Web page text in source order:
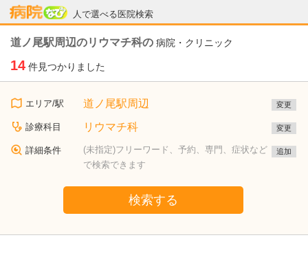
人で選べる医院検索
病院なび
道ノ尾駅周辺のリウマチ科の 病院・クリニック
14 件見つかりました
エリア/駅 道ノ尾駅周辺 変更
診療科目 リウマチ科 変更
詳細条件
(未指定)フリーワード、予約、専門、症状など
で検索できます
追加
検索する